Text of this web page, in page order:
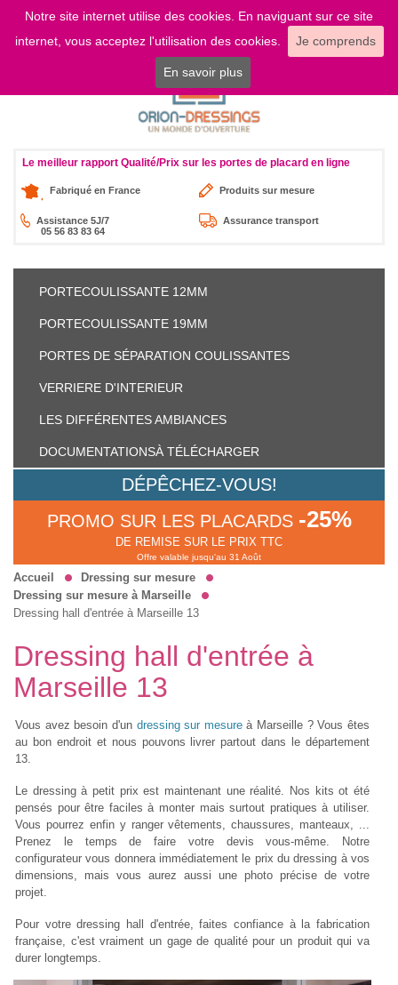
Notre site internet utilise des cookies. En naviguant sur ce site
internet, vous acceptez l'utilisation des cookies.
Je comprends
En savoir plus
LOGIN
Le meilleur rapport Qualité/Prix sur les portes de placard en ligne
Fabriqué en France Produits sur mesure
Assistance 5J/7
05 56 83 83 64
Assurance transport
PORTECOULISSANTE 12MM
PORTECOULISSANTE 19MM
PORTES DE SÉPARATION COULISSANTES
VERRIERE D'INTERIEUR
LES DIFFÉRENTESAMBIANCES
DOCUMENTATIONSÀ TÉLÉCHARGER
DÉPÊCHEZ-VOUS!
PROMO SUR LES PLACARDS -25%
DE REMISE SUR LE PRIX TTC
Offre valable jusqu'au 31 Août
Accueil
Dressing sur mesure
Dressing sur mesure à Marseille
Dressing hall d'entrée à Marseille 13
Dressing hall d'entrée à
Marseille 13
Vous avez besoin d'un dressing sur mesureà Marseille ? Vous êtes
au bon endroit et nous pouvons livrer partout dans le département
13.
Le dressing à petit prix est maintenant une réalité. Nos kits ot été
pensés pour être faciles à monter mais surtout pratiques à utiliser.
Vous pourrez enfin y ranger vêtements, chaussures, manteaux, ...
Prenez le temps de faire votre devis vous-même. Notre
configurateur vous donnera immédiatement le prix du dressing à vos
dimensions, mais vous aurez aussi une photo précise de votre
projet.
Pour votre dressing hall d'entrée, faites confiance à la fabrication
française, c'est vraiment un gage de qualité pour un produit qui va
durer longtemps.